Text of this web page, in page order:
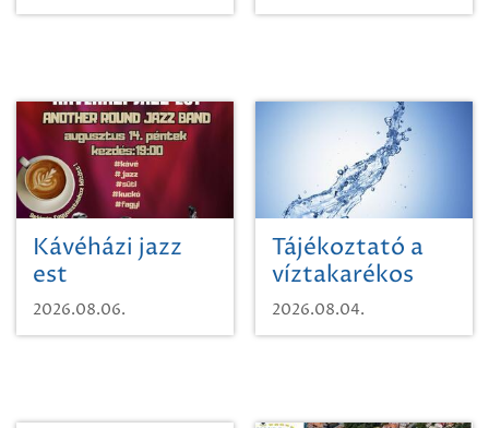
Kávéházi jazz
est
2026.08.06.
Tájékoztató a
víztakarékos
vízhasználatról
2026.08.04.